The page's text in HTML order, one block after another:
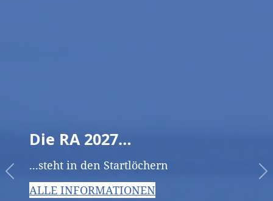
Die RA 2027…
...steht in den Startlöchern
ALLE INFORMATIONEN
PREVIOUS